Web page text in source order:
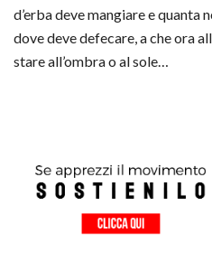
d’erba deve mangiare e quanta
dove deve defecare, a che ora
stare all’ombra o al sole…